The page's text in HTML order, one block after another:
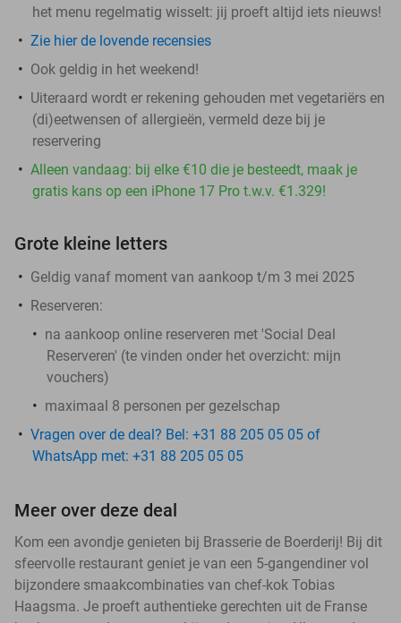
het menu regelmatig wisselt: jij proeft altijd iets nieuws!
Zie hier de lovende recensies
Ook geldig in het weekend!
Uiteraard wordt er rekening gehouden met vegetariërs en
(di)eetwensen of allergieën, vermeld deze bij je
reservering
Alleen vandaag: bij elke €10 die je besteedt, maak je
gratis kans op een iPhone 17 Pro t.w.v. €1.329!
Grote kleine letters
Geldig vanaf moment van aankoop t/m 3 mei 2025
Reserveren:
na aankoop online reserveren met 'Social Deal
Reserveren' (te vinden onder het overzicht: mijn
vouchers)
maximaal 8 personen per gezelschap
Vragen over de deal? Bel: +31 88 205 05 05 of
WhatsApp met: +31 88 205 05 05
Meer over deze deal
Kom een avondje genieten bij Brasserie de Boerderij! Bij dit
sfeervolle restaurant geniet je van een 5-gangendiner vol
bijzondere smaakcombinaties van chef-kok Tobias
Haagsma. Je proeft authentieke gerechten uit de Franse